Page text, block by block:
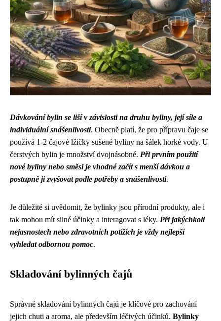
Dávkování bylin se liší v závislosti na druhu byliny, její síle a
individuální snášenlivosti. Obecně platí, že pro přípravu čaje se
používá 1-2 čajové lžičky sušené byliny na šálek horké vody. U
čerstvých bylin je množství dvojnásobné. Při prvním použití
nové byliny nebo směsi je vhodné začít s menší dávkou a
postupně ji zvyšovat podle potřeby a snášenlivosti.
Je důležité si uvědomit, že bylinky jsou přírodní produkty, ale i
tak mohou mít silné účinky a interagovat s léky. Při jakýchkoli
nejasnostech nebo zdravotních potížích je vždy nejlepší
vyhledat odbornou pomoc.
Skladování bylinných čajů
Správné skladování bylinných čajů je klíčové pro zachování
jejich chuti a aroma, ale především léčivých účinků. Bylinky